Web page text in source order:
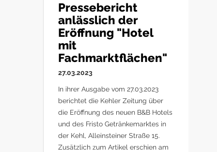
Pressebericht
anlässlich der
Eröffnung "Hotel
mit
Fachmarktflächen"
27.03.2023
In ihrer Ausgabe vom 27.03.2023
berichtet die Kehler Zeitung über
die Eröffnung des neuen B&B Hotels
und des Fristo Getränkemarktes in
der Kehl, Alleinsteiner Straße 15.
Zusätzlich zum Artikel erschien am